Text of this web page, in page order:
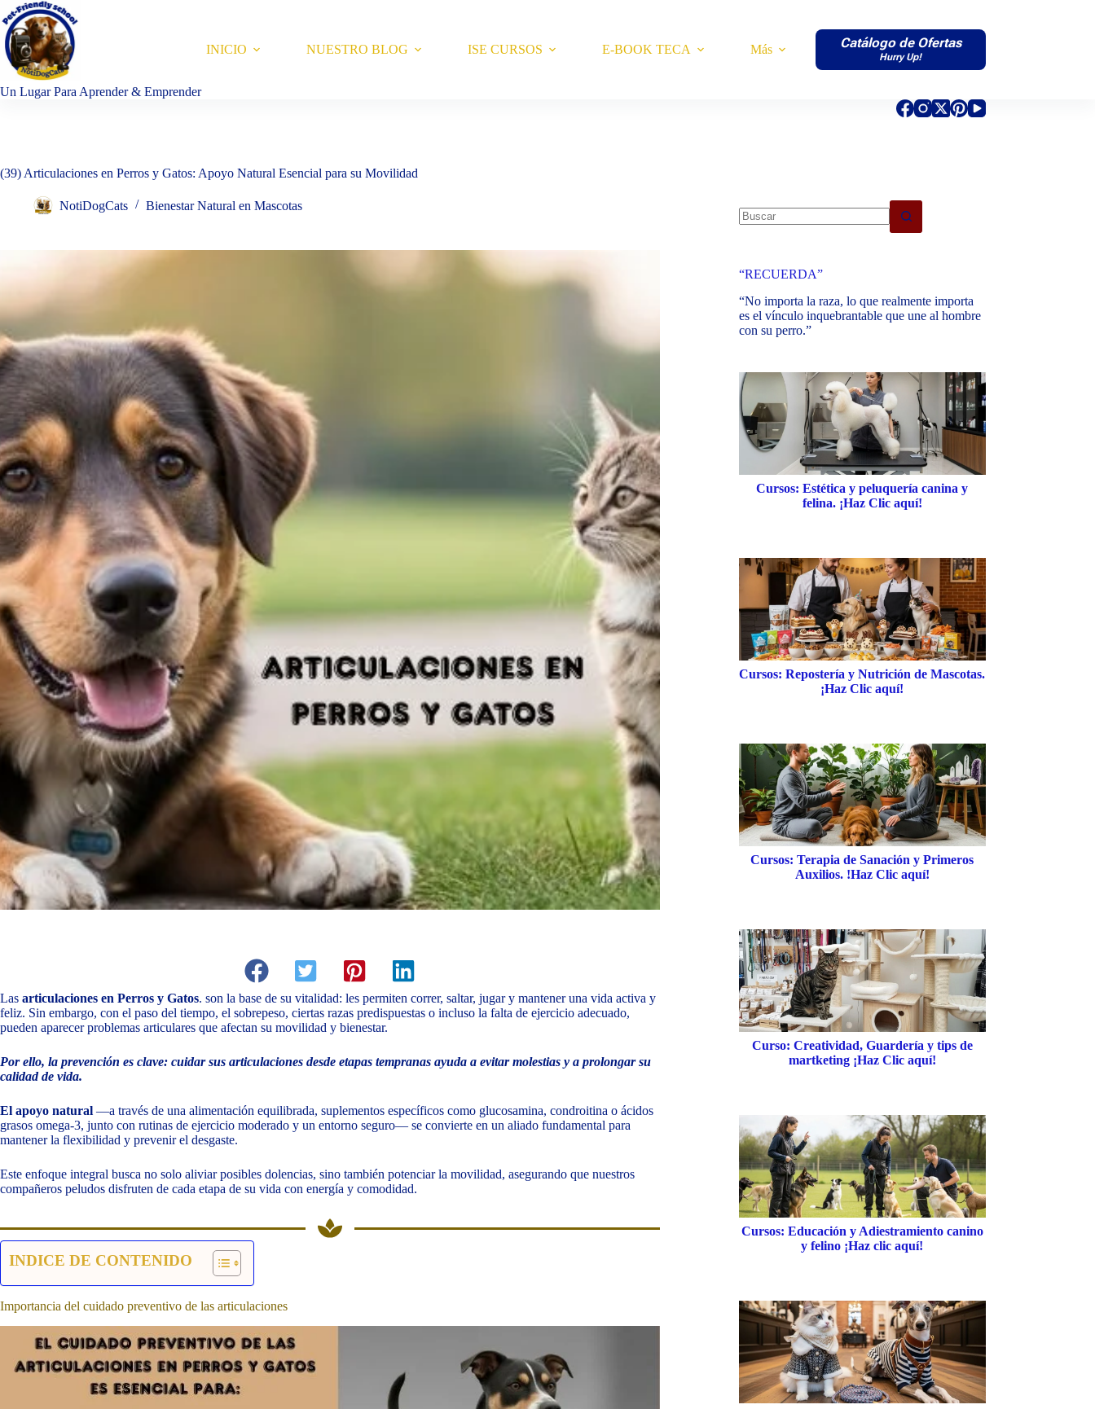
Saltar
al
contenido
Un Lugar Para Aprender & Emprender
INICIO NUESTRO BLOG ISE CURSOS E-BOOK TECA Más Catálogo de Ofertas
Hurry Up!
(39) Articulaciones en Perros y Gatos: Apoyo Natural Esencial para su Movilidad
NotiDogCats Bienestar Natural en Mascotas
Las articulaciones en Perros y Gatos. son la base de su vitalidad: les permiten correr, saltar, jugar y mantener una vida activa y
feliz. Sin embargo, con el paso del tiempo, el sobrepeso, ciertas razas predispuestas o incluso la falta de ejercicio adecuado,
pueden aparecer problemas articulares que afectan su movilidad y bienestar.
Por ello, la prevención es clave: cuidar sus articulaciones desde etapas tempranas ayuda a evitar molestias y a prolongar su
calidad de vida.
El apoyo natural —a través de una alimentación equilibrada, suplementos específicos como glucosamina, condroitina o ácidos
grasos omega-3, junto con rutinas de ejercicio moderado y un entorno seguro— se convierte en un aliado fundamental para
mantener la flexibilidad y prevenir el desgaste.
Este enfoque integral busca no solo aliviar posibles dolencias, sino también potenciar la movilidad, asegurando que nuestros
compañeros peludos disfruten de cada etapa de su vida con energía y comodidad.
INDICE DE CONTENIDO
Importancia del cuidado preventivo de las articulaciones
“RECUERDA”
“No importa la raza, lo que realmente importa
es el vínculo inquebrantable que une al hombre
con su perro.”
Cursos: Estética y peluquería canina y
felina. ¡Haz Clic aquí!
Cursos: Repostería y Nutrición de Mascotas.
¡Haz Clic aquí!
Cursos: Terapia de Sanación y Primeros
Auxilios. !Haz Clic aquí!
Curso: Creatividad, Guardería y tips de
martketing ¡Haz Clic aquí!
Cursos: Educación y Adiestramiento canino
y felino ¡Haz clic aquí!